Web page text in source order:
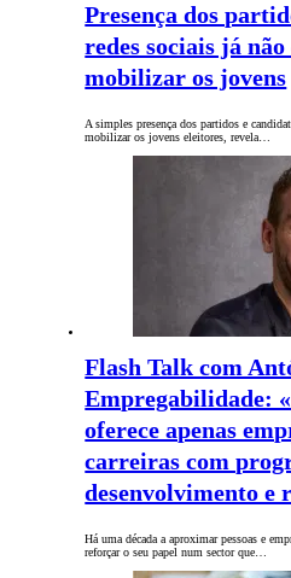
Presença dos
redes sociais já
mobilizar os jovens
A simples presença dos partidos e
mobilizar os jovens eleitores, revela…
Flash Talk com
Empregabilidade:
oferece apenas
carreiras com
desenvolvimento e
Há uma década a aproximar pessoas e
reforçar o seu papel num sector que…